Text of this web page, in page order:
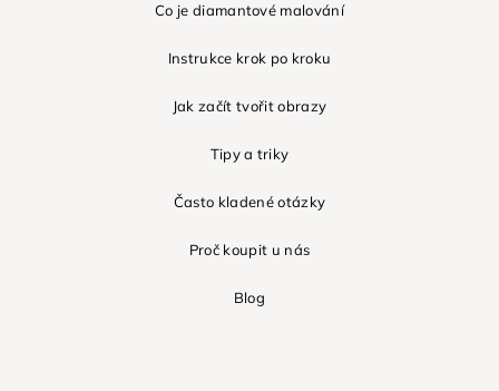
Co je diamantové malování
Instrukce krok po kroku
Jak začít tvořit obrazy
Tipy a triky
Často kladené otázky
Proč koupit u nás
Blog